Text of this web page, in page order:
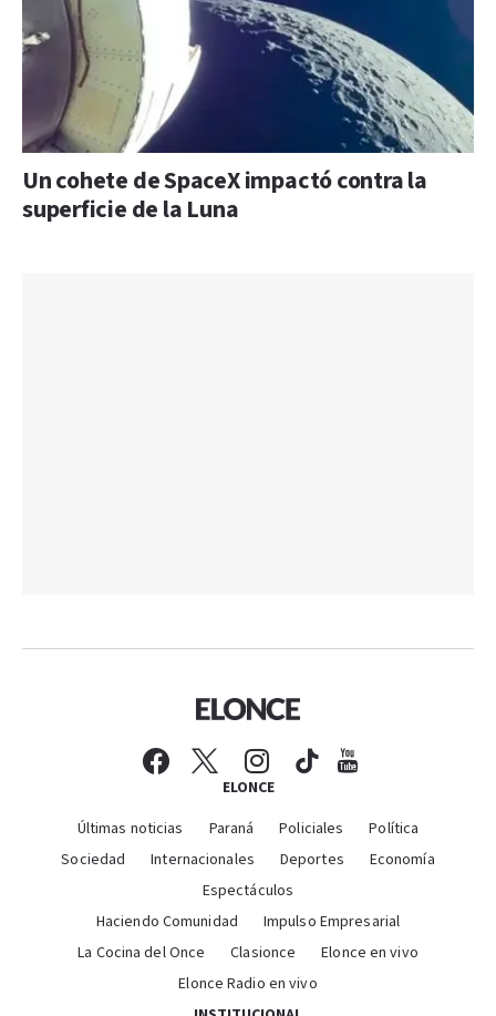
Un cohete de SpaceX impactó contra la
superficie de la Luna
ELONCE
Últimas noticias Paraná Policiales
Política
Sociedad
Internacionales Deportes
Economía
Espectáculos
Haciendo Comunidad
Impulso Empresarial
La Cocina del Once
Clasionce
Elonce en vivo
Elonce Radio en vivo